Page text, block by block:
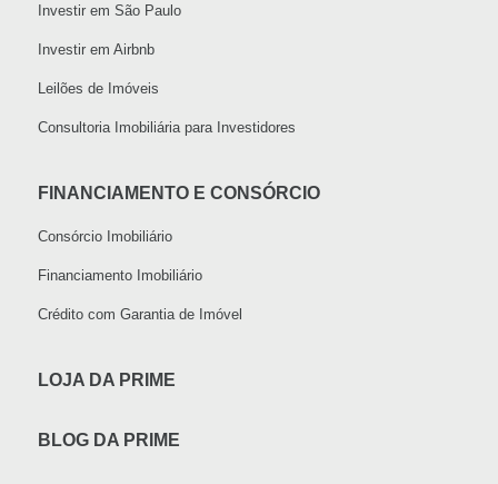
Investir em São Paulo
Investir em Airbnb
Leilões de Imóveis
Consultoria Imobiliária para Investidores
FINANCIAMENTO E CONSÓRCIO
Consórcio Imobiliário
Financiamento Imobiliário
Crédito com Garantia de Imóvel
LOJA DA PRIME
BLOG DA PRIME